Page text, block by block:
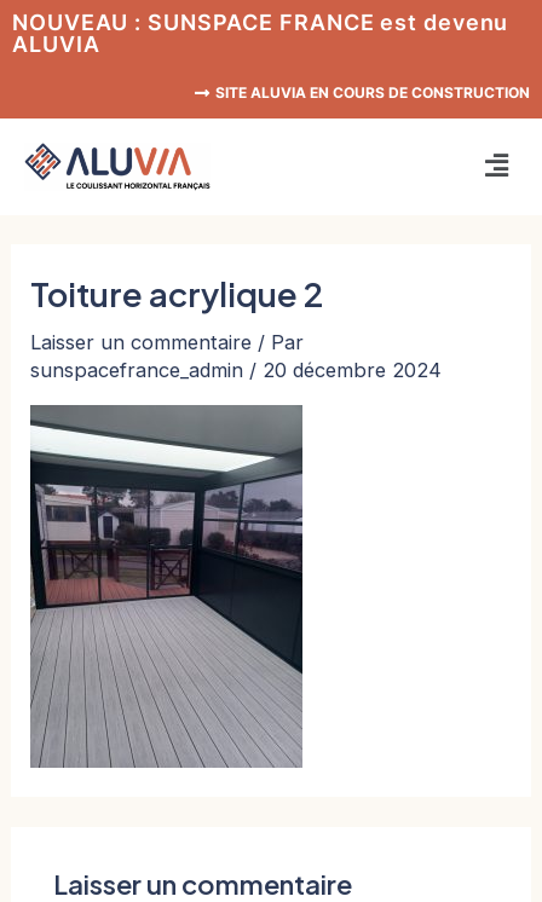
Aller
au
NOUVEAU : SUNSPACE FRANCE est devenu
ALUVIA
SITE ALUVIA EN COURS DE CONSTRUCTION
Toiture acrylique 2
Laisser un commentaire / Par
sunspacefrance_admin / 20 décembre 2024
Laisser un commentaire